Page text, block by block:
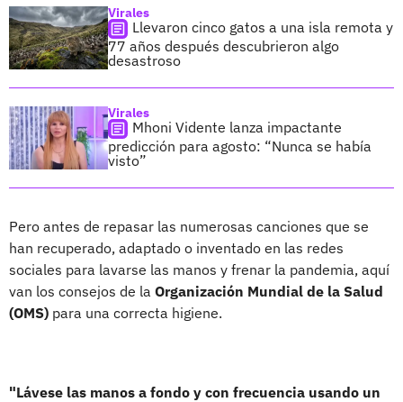
Virales
Llevaron cinco gatos a una isla remota y
77 años después descubrieron algo
desastroso
Virales
Mhoni Vidente lanza impactante
predicción para agosto: “Nunca se había
visto”
Pero antes de repasar las numerosas canciones que se
han recuperado, adaptado o inventado en las redes
sociales para lavarse las manos y frenar la pandemia, aquí
van los consejos de la Organización Mundial de la Salud
(OMS) para una correcta higiene.
"Lávese las manos a fondo y con frecuencia usando un